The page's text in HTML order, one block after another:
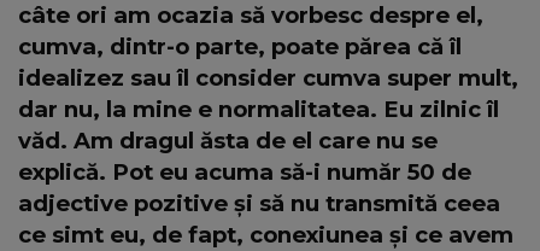
câte ori am ocazia să vorbesc despre el,
cumva, dintr-o parte, poate părea că îl
idealizez sau îl consider cumva super mult,
dar nu, la mine e normalitatea. Eu zilnic îl
văd. Am dragul ăsta de el care nu se
explică. Pot eu acuma să-i număr 50 de
adjective pozitive și să nu transmită ceea
ce simt eu, de fapt, conexiunea și ce avem